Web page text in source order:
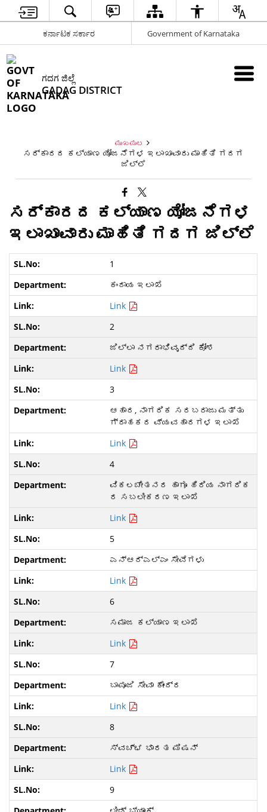
ಕರ್ನಾಟಕ ಸರ್ಕಾರ Government of Karnataka
ಗದಗ ಜಿಲ್ಲೆ
GADAG DISTRICT
ಮುಖಪುಟ
ಸರ್ಕಾರದ ಕಲ್ಯಾಣ ಯೋಜನೆಗಳ ಇಲಾಖಾವಾರು ಮಾಹಿತಿ ಗದಗ
ಜಿಲ್ಲೆ
ಸರ್ಕಾರದ ಕಲ್ಯಾಣ ಯೋಜನೆಗಳ
ಇಲಾಖಾವಾರು ಮಾಹಿತಿ ಗದಗ ಜಿಲ್ಲೆ
1
ಕಂದಾಯ ಇಲಾಖೆ
Link
2
ಜಿಲ್ಲಾ ನಗರಾಭಿವೃದ್ದಿ ಕೋಶ
Link
3
ಆಹಾರ, ನಾಗರಿಕ ಸರಬರಾಜು ಮತ್ತು
ಗ್ರಾಹಕರ ವ್ಯವಹಾರಗಳ ಇಲಾಖೆ
Link
4
ವಿಕಲಚೇತನರ ಹಾಗೂ ಹಿರಿಯ ನಾಗರಿಕ
ರ ಸಬಲೀಕರಣ ಇಲಾಖೆ
Link
5
ಎನ್‌ಆರ್‌ಎಲ್‌ಎಂ ಸೇವೆಗಳು
Link
6
ಸಮಾಜ ಕಲ್ಯಾಣ ಇಲಾಖೆ
Link
7
ಬಾಪೂಜಿ ಸೇವಾ ಕೇಂದ್ರ
Link
8
ಸ್ವಚ್ಛ ಭಾರತ ಮಿಷನ್
Link
9